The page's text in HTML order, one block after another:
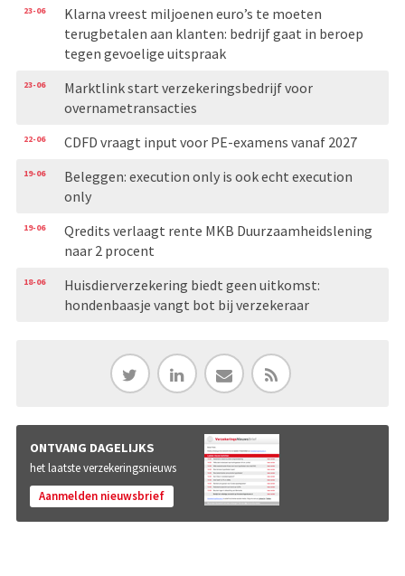
23-06
Klarna vreest miljoenen euro’s te moeten
terugbetalen aan klanten: bedrijf gaat in beroep
tegen gevoelige uitspraak
23-06
Marktlink start verzekeringsbedrijf voor
overnametransacties
22-06 CDFD vraagt input voor PE-examens vanaf 2027
19-06
Beleggen: execution only is ook echt execution
only
19-06
Qredits verlaagt rente MKB Duurzaamheidslening
naar 2 procent
18-06
Huisdierverzekering biedt geen uitkomst:
hondenbaasje vangt bot bij verzekeraar
ONTVANG DAGELIJKS
het laatste verzekeringsnieuws
Aanmelden nieuwsbrief